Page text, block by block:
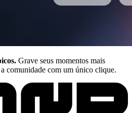
Grave seus momentos mais
comunidade com um único clique.